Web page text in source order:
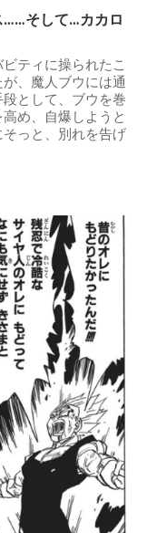
……そして…カカロ
ティに操られたこ
、魔人ブウには通
として、ブウを巻
め、自爆しようと
っと、別れを告げ